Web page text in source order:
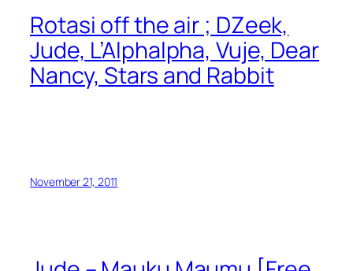
Rotasi off the air ; DZeek,
Jude, L’Alphalpha, Vuje, Dear
Nancy, Stars and Rabbit
November 21, 2011